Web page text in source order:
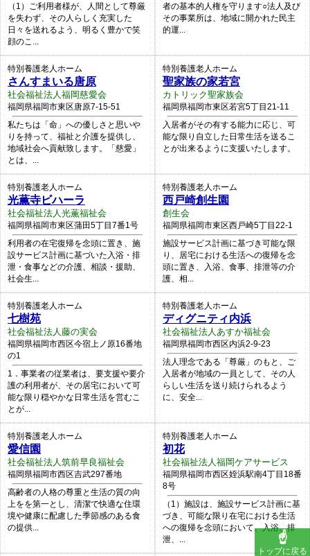
（1）ご利用者様が、人間として尊厳
を失わず、その人らしく充実した
日々を送れるよう、明るく豊かで笑
顔のこ...
者の基本的人権を守ります○法人及び
その事業所は、地域に開かれた民主
的運...
特別養護老人ホーム
さんすまいる唐原
社会福祉法人福岡慈愛会
福岡県福岡市東区唐原7-15-51
私たちは「命」への優しさと思いや
りを持って、福祉と介護を提供し、
地域社会へ貢献致します。「慈愛」
とは、...
特別養護老人ホーム
聖家族の家若宮
カトリック聖家族会
福岡県福岡市東区若宮5丁目21-11
入居者がその有する能力に応じ、可
能な限り自立した日常生活を送るこ
とが出来るように支援いたします。
特別養護老人ホーム
光薫寺ビハーラ
社会福祉法人光薫福祉会
福岡県福岡市東区蒲田5丁目7番1号
利用者の在宅復帰を念頭に置き、施
設サービス計画に基づいた入浴・排
泄・食事などの介護、相談・援助、
社会生...
特別養護老人ホーム
西戸崎創生園
創生会
福岡県福岡市東区西戸崎5丁目22-1
施設サービス計画に基づき可能な限
り、居宅における生活への復帰を念
頭に置き、入浴、食事、排泄等の介
護、相...
特別養護老人ホーム
七樹苑
社会福祉法人藤の実会
福岡県福岡市西区今宿上ノ原16番地
の1
1．事業者の従業者は、要支援や要介
護の利用者が、その居宅において可
能な限り穏やかな日常生活を営むこ
とが...
特別養護老人ホーム
ディグニティ内浜
社会福祉法人あすか福祉会
福岡県福岡市西区内浜2-9-23
法人理念である「尊厳」のもと、ご
入居者が地域の一員として、その人
らしい生活を送り続けられるよう
に、安全...
特別養護老人ホーム
愛信園
社会福祉法人筑前早良福祉会
福岡県福岡市西区吉武297番地
高齢者の人格の尊重と生活の質の向
上をを第一とし、清潔で快適な住環
境や健康に配慮した季節感のある食
の提供...
特別養護老人ホーム
初花
社会福祉法人福岡ケアサービス
福岡県福岡市西区姪浜駅南4丁目18番
8号
（1）施設は、施設サービス計画に基
づき、可能な限り在宅における生活
への復帰を念頭において、入浴、排
泄、...